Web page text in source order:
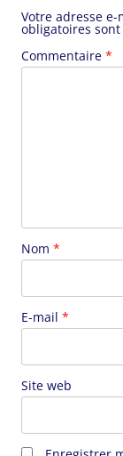
Votre adresse
obligatoires
Commentaire *
Nom *
E-mail *
Site web